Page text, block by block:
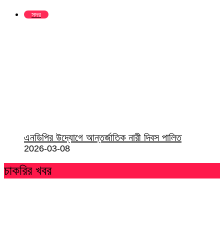
সদর
এনডিপির উদ্যোগে আন্তর্জাতিক নারী দিবস পালিত
2026-03-08
চাকরির খবর